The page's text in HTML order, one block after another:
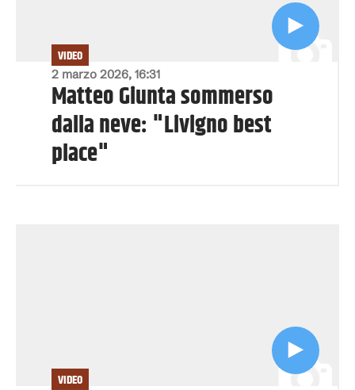
2 marzo 2026, 16:31
VIDEO
Matteo Giunta sommerso
dalla neve: "Livigno best
place"
VIDEO